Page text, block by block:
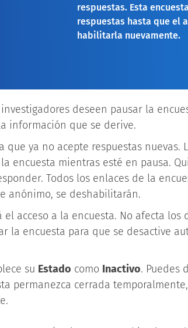
respuestas. Esta
respuestas hasta que el
habilitarla nuevamente.
deseen pausar la
información que se derive.
que ya no acepte respuestas nuevas.
encuesta mientras esté en pausa.
Todos los enlaces de la
anónimo, se deshabilitarán.
acceso a la encuesta. No afecta los
la encuesta para que se desactive
su Estado como Inactivo. Puedes
permanezca cerrada